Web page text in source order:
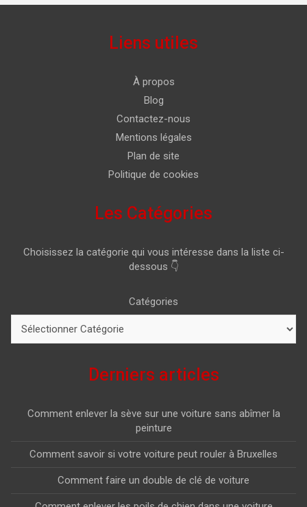
Liens utiles
À propos
Blog
Contactez-nous
Mentions légales
Plan de site
Politique de cookies
Les Catégories
Choisissez la catégorie qui vous intéresse dans la liste ci-
dessous 👇
Catégories
Derniers articles
Comment enlever la sève sur une voiture sans abîmer la
peinture
Comment savoir si votre voiture peut rouler à Bruxelles
Comment faire un double de clé de voiture